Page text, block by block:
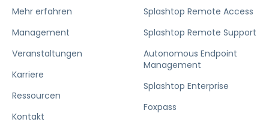
Mehr erfahren
Management
Veranstaltungen
Karriere
Ressourcen
Kontakt
Splashtop Remote Access
Splashtop Remote Support
Autonomous Endpoint
Management
Splashtop Enterprise
Foxpass